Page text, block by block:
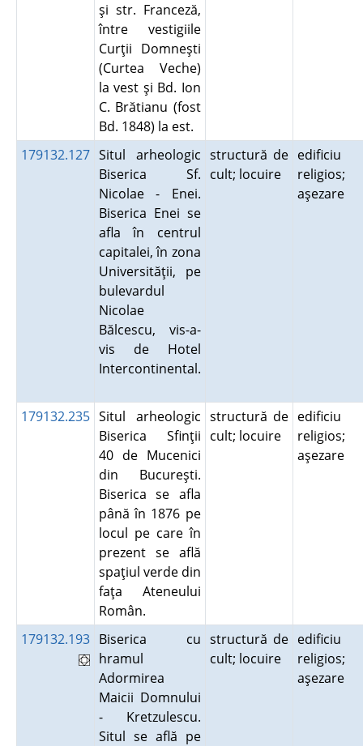
şi str. Franceză,
între vestigiile
Curţii Domneşti
(Curtea Veche)
la vest şi Bd. Ion
C. Brătianu (fost
Bd. 1848) la est.
179132.127 Situl arheologic
Biserica Sf.
Nicolae - Enei.
Biserica Enei se
afla în centrul
capitalei, în zona
Universităţii, pe
bulevardul
Nicolae
Bălcescu, vis-a-
vis de Hotel
Intercontinental.
structură de
cult; locuire
edificiu
religios;
aşezare
179132.235 Situl arheologic
Biserica Sfinţii
40 de Mucenici
din Bucureşti.
Biserica se afla
până în 1876 pe
locul pe care în
prezent se află
spaţiul verde din
faţa Ateneului
Român.
structură de
cult; locuire
edificiu
religios;
aşezare
179132.193 Biserica cu
hramul
Adormirea
Maicii Domnului
- Kretzulescu.
Situl se află pe
structură de
cult; locuire
edificiu
religios;
aşezare